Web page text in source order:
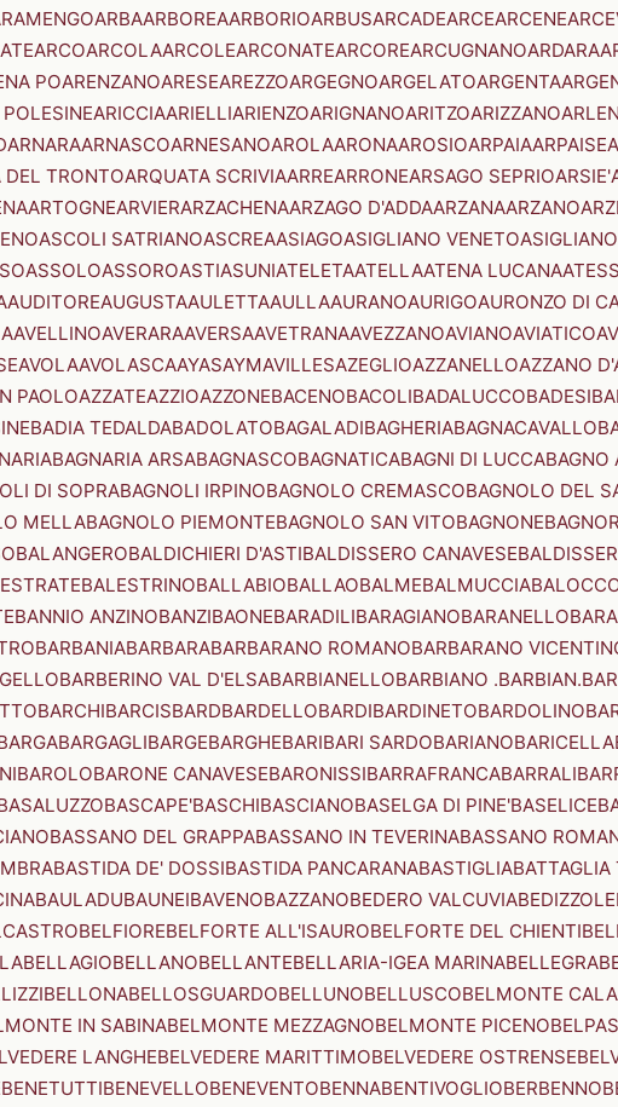
ARBAARBOREAARBORIOARBUSARCADEARCEARCENE
ARCOARCOLAARCOLEARCONATEARCOREARCUGNANOARDARA
POARENZANOARESEAREZZOARGEGNOARGELATOARGENTA
ARICCIAARIELLIARIENZOARIGNANOARITZOARIZZANO
ARNARAARNASCOARNESANOAROLAARONAAROSIOARPAIAARPAISE
DEL TRONTOARQUATA SCRIVIAARREARRONEARSAGO SEPRIOARSIE'
ARTOGNEARVIERARZACHENAARZAGO D'ADDAARZANAARZANO
ASCOLI SATRIANOASCREAASIAGOASIGLIANO VENETO
ASSOLOASSOROASTIASUNIATELETAATELLAATENA LUCANA
AUDITOREAUGUSTAAULETTAAULLAAURANOAURIGOAURONZO DI
AVELLINOAVERARAAVERSAAVETRANAAVEZZANOAVIANOAVIATICO
AVOLAAVOLASCAAYASAYMAVILLESAZEGLIOAZZANELLOAZZANO
PAOLOAZZATEAZZIOAZZONEBACENOBACOLIBADALUCCOBADESI
BADIA TEDALDABADOLATOBAGALADIBAGHERIABAGNACAVALLO
BAGNARIA ARSABAGNASCOBAGNATICABAGNI DI LUCCABAGNO
DI SOPRABAGNOLI IRPINOBAGNOLO CREMASCOBAGNOLO DEL
MELLABAGNOLO PIEMONTEBAGNOLO SAN VITOBAGNONE
BALANGEROBALDICHIERI D'ASTIBALDISSERO CANAVESE
BALESTRINOBALLABIOBALLAOBALMEBALMUCCIA
BANNIO ANZINOBANZIBAONEBARADILIBARAGIANOBARANELLO
BARBANIABARBARABARBARANO ROMANOBARBARANO
BARBERINO VAL D'ELSABARBIANELLOBARBIANO .BARBIAN.
BARCHIBARCISBARDBARDELLOBARDIBARDINETOBARDOLINO
BARGAGLIBARGEBARGHEBARIBARI SARDOBARIANOBARICELLA
BAROLOBARONE CANAVESEBARONISSIBARRAFRANCABARRALI
BASCAPE'BASCHIBASCIANOBASELGA DI PINE'BASELICE
BASSANO DEL GRAPPABASSANO IN TEVERINABASSANO
BASTIDA DE' DOSSIBASTIDA PANCARANABASTIGLIABATTAGLIA
BAULADUBAUNEIBAVENOBAZZANOBEDERO VALCUVIABEDIZZOLE
BELFIOREBELFORTE ALL'ISAUROBELFORTE DEL CHIENTI
BELLAGIOBELLANOBELLANTEBELLARIA-IGEA MARINABELLEGRA
BELLONABELLOSGUARDOBELLUNOBELLUSCOBELMONTE
IN SABINABELMONTE MEZZAGNOBELMONTE PICENO
LANGHEBELVEDERE MARITTIMOBELVEDERE OSTRENSE
BENETUTTIBENEVELLOBENEVENTOBENNABENTIVOGLIOBERBENNO